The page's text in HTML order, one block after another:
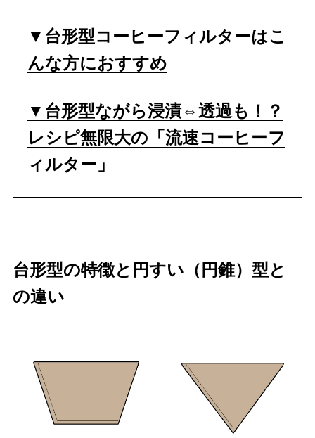
▼台形型コーヒーフィルターはこ
んな方におすすめ
▼台形型ながら浸漬⇔透過も！？
レシピ無限大の「流速コーヒーフ
ィルター」
台形型の特徴と円すい（円錐）型と
の違い